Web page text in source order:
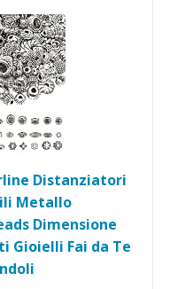
Distanziatori
Metallo
Dimensione
Gioielli Fai da Te